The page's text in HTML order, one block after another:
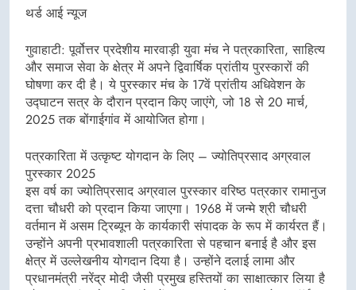
थर्ड आई न्यूज
गुवाहाटी: पूर्वोत्तर प्रदेशीय मारवाड़ी युवा मंच ने पत्रकारिता, साहित्य
और समाज सेवा के क्षेत्र में अपने द्विवार्षिक प्रांतीय पुरस्कारों की
घोषणा कर दी है। ये पुरस्कार मंच के 17वें प्रांतीय अधिवेशन के
उद्घाटन सत्र के दौरान प्रदान किए जाएंगे, जो 18 से 20 मार्च,
2025 तक बोंगाईगांव में आयोजित होगा।
पत्रकारिता में उत्कृष्ट योगदान के लिए – ज्योतिप्रसाद अग्रवाल
पुरस्कार 2025
इस वर्ष का ज्योतिप्रसाद अग्रवाल पुरस्कार वरिष्ठ पत्रकार रामानुज
दत्ता चौधरी को प्रदान किया जाएगा। 1968 में जन्मे श्री चौधरी
वर्तमान में असम ट्रिब्यून के कार्यकारी संपादक के रूप में कार्यरत हैं।
उन्होंने अपनी प्रभावशाली पत्रकारिता से पहचान बनाई है और इस
क्षेत्र में उल्लेखनीय योगदान दिया है। उन्होंने दलाई लामा और
प्रधानमंत्री नरेंद्र मोदी जैसी प्रमुख हस्तियों का साक्षात्कार लिया है